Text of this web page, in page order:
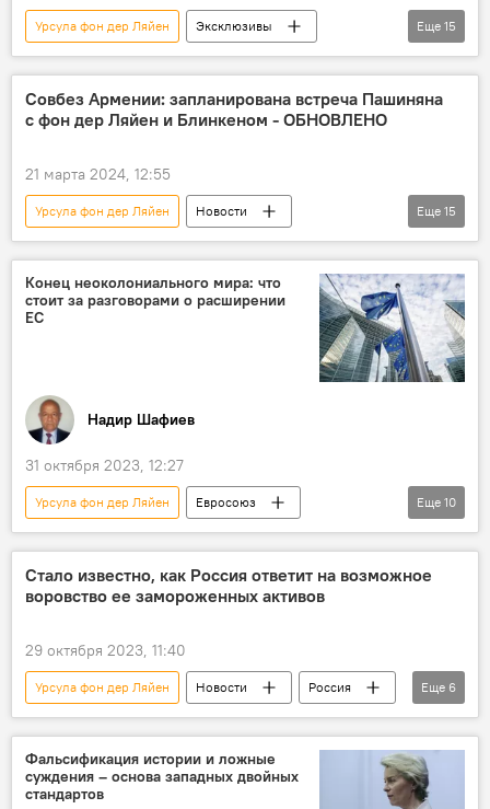
Урсула фон дер Ляйен
Эксклюзивы
Азербайджан
Россия
Южный Кавказ
Армения
Брюссель
Встреча
Политика
Энтони Блинкен
Еще 15
Совбез Армении: запланирована встреча Пашиняна
с фон дер Ляйен и Блинкеном - ОБНОВЛЕНО
21 марта 2024, 12:55
Урсула фон дер Ляйен
Новости
Азербайджан
Армения
МИД России
Россия
Нормализация отношений
Никол Пашинян
Встреча
Еще 15
Конец неоколониального мира: что
стоит за разговорами о расширении
ЕС
Надир Шафиев
31 октября 2023, 12:27
Урсула фон дер Ляйен
Евросоюз
расширение
Неоколониализм
Германия
Франция
Противостояние
Россия
Китай
Еще 10
Стало известно, как Россия ответит на возможное
воровство ее замороженных активов
29 октября 2023, 11:40
Урсула фон дер Ляйен Новости
Россия
Вячеслав Володин
Евросоюз
Еврокомиссия
Предупреждение
Замороженные российские активы
Еще 6
Фальсификация истории и ложные
суждения – основа западных двойных
стандартов